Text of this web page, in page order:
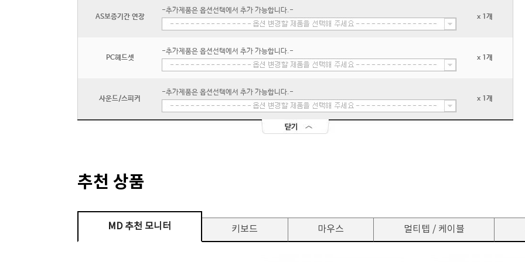
AS보증기간 연장
-추가제품은 옵션선택에서 추가 가능합니다.-
x 1개
PC헤드셋
-추가제품은 옵션선택에서 추가 가능합니다.-
x 1개
사운드/스피커
-추가제품은 옵션선택에서 추가 가능합니다.-
x 1개
추천 상품
MD 추천 모니터 키보드 마우스 멀티텝 / 케이블